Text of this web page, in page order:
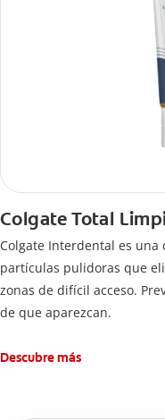
Colgate Total
Colgate Interdental es
partículas pulidoras que
zonas de difícil acceso.
de que aparezcan.
Descubre más